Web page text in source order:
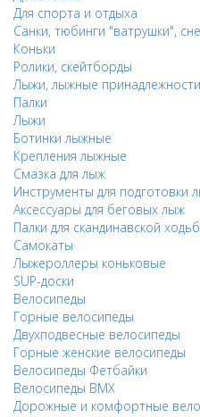
Для спорта и отдыха
Санки, тюбинги "ватрушки",
Коньки
Ролики, скейтборды
Лыжи, лыжные принадлежности
Палки
Лыжи
Ботинки лыжные
Крепления лыжные
Смазка для лыж
Инструменты для подготовки
Аксессуары для беговых лыж
Палки для скандинавской
Самокаты
Лыжероллеры коньковые
SUP-доски
Велосипеды
Горные велосипеды
Двухподвесные велосипеды
Горные женские велосипеды
Велосипеды Фетбайки
Велосипеды BMX
Дорожные и комфортные